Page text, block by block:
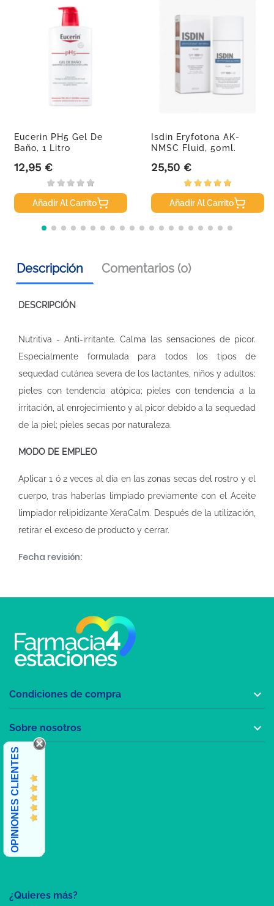
Eucerin PH5 Gel De
Baño, 1 Litro
Precio
12,95 €
Añadir Al Carrito
Isdin Eryfotona AK-
NMSC Fluid, 50ml.
Precio
25,50 €
Añadir Al Carrito
Descripción Comentarios (0)
DESCRIPCIÓN
Nutritiva - Anti-irritante. Calma las sensaciones de picor.
Especialmente formulada para todos los tipos de
sequedad cutánea severa de los lactantes, niños y adultos;
pieles con tendencia atópica; pieles con tendencia a la
irritación, al enrojecimiento y al picor debido a la sequedad
de la piel; pieles secas por naturaleza.
MODO DE EMPLEO
Aplicar 1 ó 2 veces al día en las zonas secas del rostro y el
cuerpo, tras haberlas limpiado previamente con el Aceite
limpiador relipidizante XeraCalm. Después de la utilización,
retirar el exceso de producto y cerrar.
Fecha revisión:
¿Quieres más?
Condiciones de compra 
Sobre nosotros 
OPINIONES CLIENTES